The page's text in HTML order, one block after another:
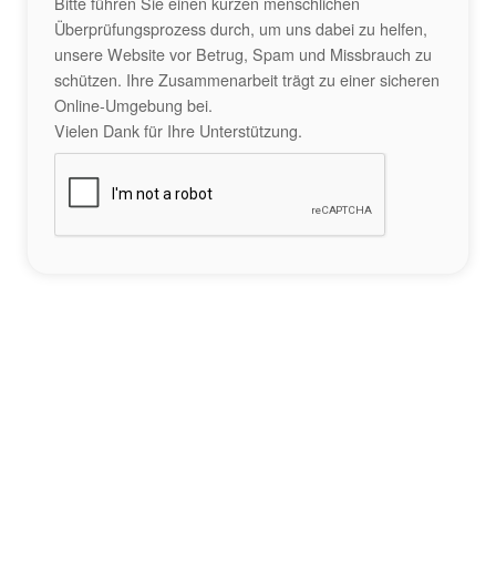
Überprüfungsprozess durch, um uns dabei zu helfen,
unsere Website vor Betrug, Spam und Missbrauch zu
schützen. Ihre Zusammenarbeit trägt zu einer sicheren
Online-Umgebung bei.
Vielen Dank für Ihre Unterstützung.